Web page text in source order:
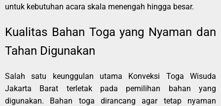
untuk kebutuhan acara skala menengah hingga besar.
Kualitas Bahan Toga yang Nyaman dan
Tahan Digunakan
Salah satu keunggulan utama Konveksi Toga Wisuda
Jakarta Barat terletak pada pemilihan bahan yang
digunakan. Bahan toga dirancang agar tetap nyaman